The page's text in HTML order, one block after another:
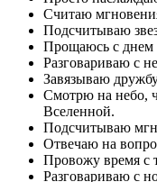
Считаю
Подсчитываю
Прощаюсь с днем
Разговариваю с
Завязываю
Смотрю на небо,
Вселенной.
Подсчитываю
Отвечаю на
Провожу время с
Разговариваю с